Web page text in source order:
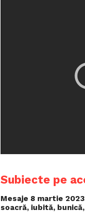
Subiecte pe
Mesaje 8 martie
soacră, iubită,